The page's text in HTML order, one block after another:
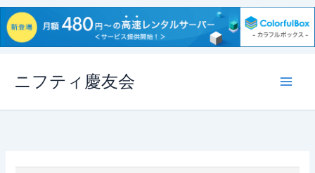
ス
ニフティ慶友会